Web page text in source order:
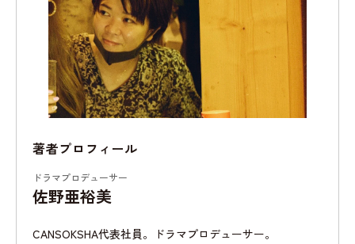
著者プロフィール
ドラマプロデューサー
佐野亜裕美
CANSOKSHA代表社員。ドラマプロデューサー。